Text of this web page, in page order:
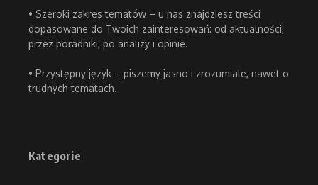
• Szeroki zakres tematów – u nas znajdziesz treści
dopasowane do Twoich zainteresowań: od aktualności,
przez poradniki, po analizy i opinie.
• Przystępny język – piszemy jasno i zrozumiale, nawet o
trudnych tematach.
Kategorie